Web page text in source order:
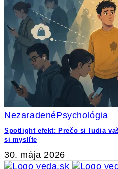
NezaradenéPsychológia
Spotlight efekt: Prečo si ľudia
si myslíte
30. mája 2026